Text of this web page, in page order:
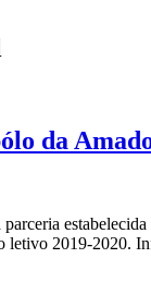
da
estabelecida
letivo 2019-2020.